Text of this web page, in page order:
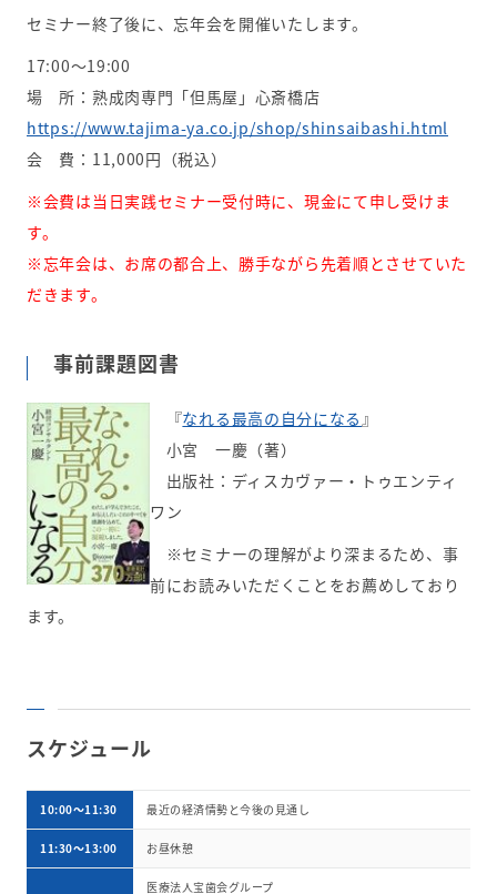
セミナー終了後に、忘年会を開催いたします。
17:00～19:00
場 所：熟成肉専門「但馬屋」心斎橋店
https://www.tajima-ya.co.jp/shop/shinsaibashi.html
会 費：11,000円（税込）
※会費は当日実践セミナー受付時に、現金にて申し受けま
す。
※忘年会は、お席の都合上、勝手ながら先着順とさせていた
だきます。
事前課題図書
『なれる最高の自分になる 』
小宮 一慶（著）
出版社：ディスカヴァー・トゥエンティ
ワン
※セミナーの理解がより深まるため、事
前にお読みいただくことをお薦めしており
ます。
スケジュール
10:00～11:30 最近の経済情勢と今後の見通し
11:30～13:00 お昼休憩
医療法人宝歯会グループ